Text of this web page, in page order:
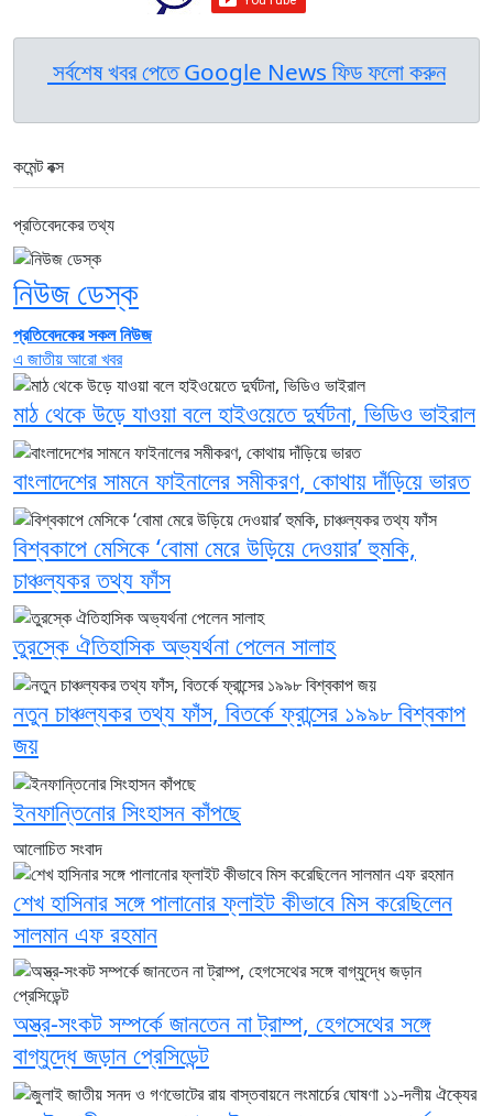
সর্বশেষ খবর পেতে Google News ফিড ফলো করুন
কমেন্ট বক্স
প্রতিবেদকের তথ্য
নিউজ ডেস্ক
প্রতিবেদকের সকল নিউজ
এ জাতীয় আরো খবর
মাঠ থেকে উড়ে যাওয়া বলে হাইওয়েতে দুর্ঘটনা, ভিডিও ভাইরাল
বাংলাদেশের সামনে ফাইনালের সমীকরণ, কোথায় দাঁড়িয়ে ভারত
বিশ্বকাপে মেসিকে ‘বোমা মেরে উড়িয়ে দেওয়ার’ হুমকি,
চাঞ্চল্যকর তথ্য ফাঁস
তুরস্কে ঐতিহাসিক অভ্যর্থনা পেলেন সালাহ
নতুন চাঞ্চল্যকর তথ্য ফাঁস, বিতর্কে ফ্রান্সের ১৯৯৮ বিশ্বকাপ
জয়
ইনফান্তিনোর সিংহাসন কাঁপছে
আলোচিত সংবাদ
শেখ হাসিনার সঙ্গে পালানোর ফ্লাইট কীভাবে মিস করেছিলেন
সালমান এফ রহমান
অস্ত্র-সংকট সম্পর্কে জানতেন না ট্রাম্প, হেগসেথের সঙ্গে
বাগ্‌যুদ্ধে জড়ান প্রেসিডেন্ট